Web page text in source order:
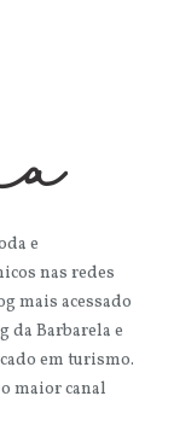
e
nas redes
mais acessado
da Barbarela e
em turismo.
maior canal